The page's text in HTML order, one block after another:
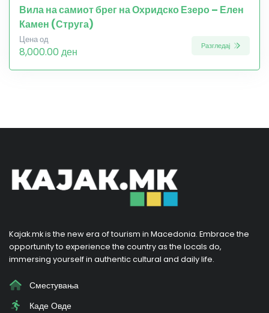
Вила на самиот брег на Охридско Езеро – Елен
Камен (Струга)
Цена од
8,000.00 ден Разгледај
Kajak.mk is the new era of tourism in Macedonia. Embrace the
opportunity to experience the country as the locals do,
immersing yourself in authentic cultural and daily life.
Сместувања
Каде Овде